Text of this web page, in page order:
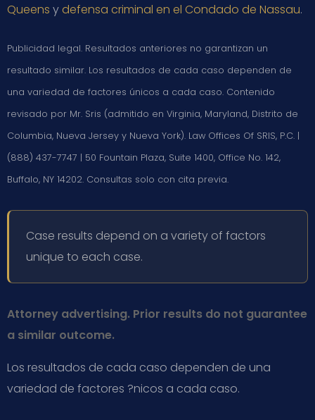
Queens ydefensa criminal en el Condado de Nassau.
Publicidad legal. Resultados anteriores no garantizan un
resultado similar. Los resultados de cada caso dependen de
una variedad de factores únicos a cada caso. Contenido
revisado por Mr. Sris (admitido en Virginia, Maryland, Distrito de
Columbia, Nueva Jersey y Nueva York). Law Offices Of SRIS, P.C. |
(888) 437-7747 | 50 Fountain Plaza, Suite 1400, Office No. 142,
Buffalo, NY 14202. Consultas solo con cita previa.
Case results depend on a variety of factors
unique to each case.
Attorney advertising. Prior results do not guarantee
a similar outcome.
Los resultados de cada caso dependen de una
variedad de factores ?nicos a cada caso.